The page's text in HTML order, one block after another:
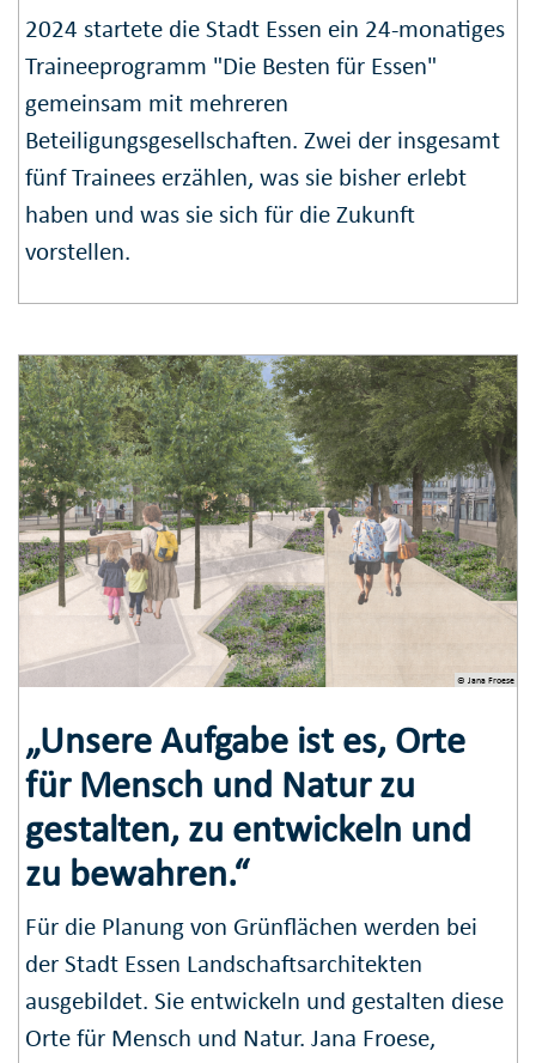
2024 startete die Stadt Essen ein 24-monatiges
Traineeprogramm "Die Besten für Essen"
gemeinsam mit mehreren
Beteiligungsgesellschaften. Zwei der insgesamt
fünf Trainees erzählen, was sie bisher erlebt
haben und was sie sich für die Zukunft
vorstellen.
© Jana Froese
„Unsere Aufgabe ist es, Orte
für Mensch und Natur zu
gestalten, zu entwickeln und
zu bewahren.“
Für die Planung von Grünflächen werden bei
der Stadt Essen Landschaftsarchitekten
ausgebildet. Sie entwickeln und gestalten diese
Orte für Mensch und Natur. Jana Froese,